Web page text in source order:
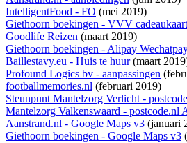
IntelligentFood - FO (mei 2019)
Giethoorn boekingen - VVV cadeaukaart
Goodlife Reizen (maart 2019)
Giethoorn boekingen - Alipay
Baillestavy.eu - Huis te huur(maart
Profound Logics bv - aanpassingen
footballmemories.nl (februari 2019)
Steunpunt Mantelzorg Verlicht -
Mantelzorg Valkenswaard - postcode.nl
Aanstrand.nl - Google Maps v3 (januari
Giethoorn boekingen - Google Maps v3